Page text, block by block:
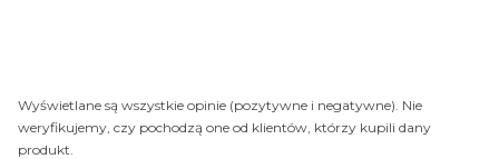
Wyświetlane są wszystkie opinie (pozytywne i negatywne). Nie
weryfikujemy, czy pochodzą one od klientów, którzy kupili dany
produkt.